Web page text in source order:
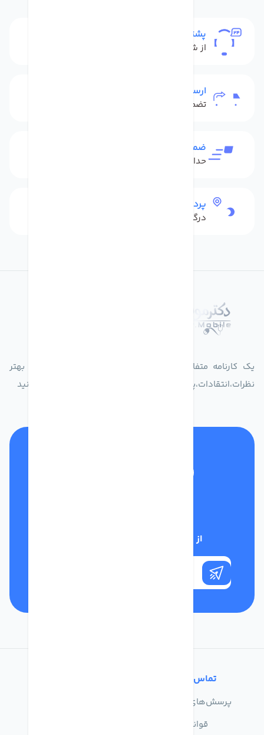
پشتیبانی
از شنبه تا پنج شنبه
ارسال به سراسر کشور
تضمین بهترین قیمت
ضمانت بازگشت کالا
حداکثر 48 ساعت بعداز تحویل
پرداخت امن
درگاه بانکی شاپرک
یک کارنامه متفاوت از زندگیت ثبت کن برای ارایه خدمات بهتر
نظرات،انتقادات،پیشنهاداتتان را به سامانه 30004719 ارسال کنید
از تخفیف‌های فروشگاه با خبر شوید
تماس با ما
پرسش‌های متداول
قوانین